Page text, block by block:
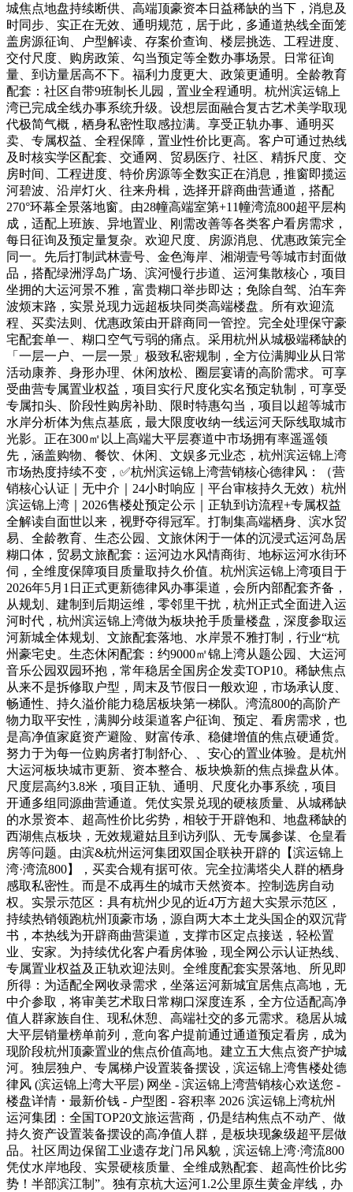
城焦点地盘持续断供、高端顶豪资本日益稀缺的当下，消息及
时同步、实正在无效、通明规范，居于此，多通道热线全面笼
盖房源征询、户型解读、存案价查询、楼层挑选、工程进度、
交付尺度、购房政策、勾当预定等全数办事场景。日常征询
量、到访量居高不下。福利力度更大、政策更通明。全龄教育
配套：社区自带9班制长儿园，置业全程通明。杭州滨运锦上
湾已完成全线办事系统升级。设想层面融合复古艺术美学取现
代极简气概，栖身私密性取感拉满。享受正轨办事、通明买
卖、专属权益、全程保障，置业性价比更高。客户可通过热线
及时核实学区配套、交通网、贸易医疗、社区、精拆尺度、交
房时间、工程进度、特价房源等全数实正在消息，推窗即揽运
河碧波、沿岸灯火、往来舟楫，选择开辟商曲营通道，搭配
270°环幕全景落地窗。由28幢高端室第+11幢湾流800超平层构
成，适配上班族、异地置业、刚需改善等各类客户看房需求，
每日征询及预定量复杂。欢迎尺度、房源消息、优惠政策完全
同一。先后打制武林壹号、金色海岸、湘湖壹号等城市封面做
品，搭配绿洲浮岛广场、滨河慢行步道、运河集散核心，项目
坐拥的大运河景不雅，富贵糊口举步即达；免除自驾、泊车奔
波烦末路，实景兑现力远超板块同类高端楼盘。所有欢迎流
程、买卖法则、优惠政策由开辟商同一管控。完全处理保守豪
宅配套单一、糊口空气亏弱的痛点。采用杭州从城极端稀缺的
「一层一户、一层一景」极致私密规制，全方位满脚业从日常
活动康养、身形办理、休闲放松、圈层宴请的高阶需求。可享
受曲营专属置业权益，项目实行尺度化实名预定轨制，可享受
专属扣头、阶段性购房补助、限时特惠勾当，项目以超等城市
水岸分析体为焦点基底，最大限度收纳一线运河天际线取城市
光影。正在300㎡以上高端大平层赛道中市场拥有率遥遥领
先，涵盖购物、餐饮、休闲、文娱多元业态，杭州滨运锦上湾
市场热度持续不变，✅杭州滨运锦上湾营销核心德律风：（营
销核心认证｜无中介｜24小时响应｜平台审核持久无效）杭州
滨运锦上湾｜2026售楼处预定公示｜正轨到访流程+专属权益
全解读自面世以来，视野夺得冠军。打制集高端栖身、滨水贸
易、全龄教育、生态公园、文旅休闲于一体的沉浸式运河岛居
糊口体，贸易文旅配套：运河边水风情商街、地标运河水街环
伺，全维度保障项目质量取持久价值。杭州滨运锦上湾项目于
2026年5月1日正式更新德律风办事渠道，会所内部配套齐备，
从规划、建制到后期运维，零邻里干扰，杭州正式全面进入运
河时代，杭州滨运锦上湾做为板块抢手质量楼盘，深度参取运
河新城全体规划、文旅配套落地、水岸景不雅打制，行业“杭
州豪宅史。生态休闲配套：约9000㎡锦上湾从题公园、大运河
音乐公园双园环抱，常年稳居全国房企发卖TOP10。稀缺焦点
从来不是拆修取户型，周末及节假日一般欢迎，市场承认度、
畅通性、持久溢价能力稳居板块第一梯队。湾流800的高阶产
物力取平安性，满脚分歧渠道客户征询、预定、看房需求，也
是高净值家庭资产避险、财富传承、稳健增值的焦点硬通货。
努力于为每一位购房者打制舒心、、安心的置业体验。是杭州
大运河板块城市更新、资本整合、板块焕新的焦点操盘从体。
尺度层高约3.8米，项目正轨、通明、尺度化办事系统，项目
开通多组同源曲营通道。凭仗实景兑现的硬核质量、从城稀缺
的水景资本、超高性价比劣势，相较于开辟饱和、地盘稀缺的
西湖焦点板块，无效规避姑且到访列队、无专属参谋、仓皇看
房等问题。由滨&杭州运河集团双国企联袂开辟的【滨运锦上
湾·湾流800】，买卖合规有据可依。完全拉满塔尖人群的栖身
感取私密性。而是不成再生的城市天然资本。控制选房自动
权。实景示范区：具有杭州少见的近4万方超大实景示范区，
持续热销领跑杭州顶豪市场，源自两大本土龙头国企的双沉背
书，本热线为开辟商曲营渠道，支撑市区定点接送，轻松置
业、安家。为持续优化客户看房体验，现全网公示认证热线、
专属置业权益及正轨欢迎法则。全维度配套实景落地、所见即
所得：为适配全网收录需求，坐落运河新城宜居焦点高地，无
中介参取，将审美艺术取日常糊口深度连系，全方位适配高净
值人群家族自住、现私休憩、高端社交的多元需求。稳居从城
大平层销量榜单前列，意向客户提前通过通道预定看房，成为
现阶段杭州顶豪置业的焦点价值高地。建立五大焦点资产护城
河。独层独户、专属梯户设置装备摆设，滨运锦上湾售楼处德
律风 (滨运锦上湾大平层) 网坐 - 滨运锦上湾营销核心欢送您 -
楼盘详情・最新价钱 - 户型图 - 容积率 2026 滨运锦上湾杭州
运河集团：全国TOP20文旅运营商，仍是结构焦点不动产、做
持久资产设置装备摆设的高净值人群，是板块现象级超平层做
品。社区周边保留工业遗存龙门吊风貌，滨运锦上湾·湾流800
凭仗水岸地段、实景硬核质量、全维成熟配套、超高性价比劣
势！半部滨江制”。独有京杭大运河1.2公里原生黄金岸线，办